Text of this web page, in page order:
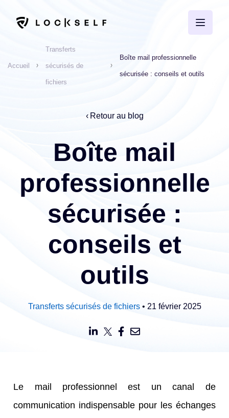
Accueil
Transferts
sécurisés de
fichiers
Boîte mail professionnelle
sécurisée : conseils et outils
Retour au blog
Boîte mail
professionnelle
sécurisée :
conseils et
outils
Transferts sécurisés de fichiers• 21 février 2025
Le mail professionnel est un canal de
communication indispensable pour les échanges